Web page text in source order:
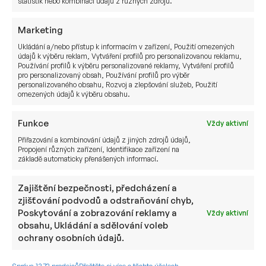
Marketing
Ukládání a/nebo přístup k informacím v zařízení, Použití omezených
údajů k výběru reklam, Vytváření profilů pro personalizovanou reklamu,
Používání profilů k výběru personalizované reklamy, Vytváření profilů
pro personalizovaný obsah, Používání profilů pro výběr
personalizovaného obsahu, Rozvoj a zlepšování služeb, Použití
omezených údajů k výběru obsahu.
Funkce
Vždy aktivní
Přiřazování a kombinování údajů z jiných zdrojů údajů,
Propojení různých zařízení, Identifikace zařízení na
základě automaticky přenášených informací.
Zajištění bezpečnosti, předcházení a
zjišťování podvodů a odstraňování chyb,
Poskytování a zobrazování reklamy a
obsahu, Ukládání a sdělování voleb
ochrany osobních údajů.
Vždy aktivní
investorem?
JMÉNO
E-MAIL
TELEFON